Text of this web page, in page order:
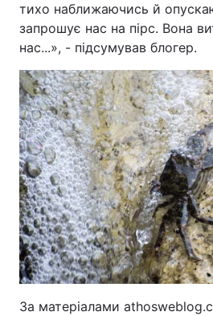
тихо наближаючись й
запрошує нас на пірс. Вона
нас...», - підсумував блогер.
За матеріалами